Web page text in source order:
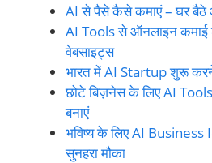
AI से पैसे कैसे कमाएं – घर बैठे
AI Tools से ऑनलाइन
वेबसाइट्स
भारत में AI Startup शुरू
छोटे बिज़नेस के लिए AI
बनाएं
भविष्य के लिए AI Business
सुनहरा मौका